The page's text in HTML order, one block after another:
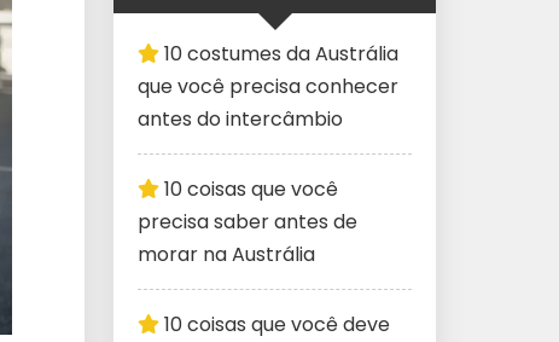
10 costumes da Austrália
que você precisa conhecer
antes do intercâmbio
10 coisas que você
precisa saber antes de
morar na Austrália
10 coisas que você deve